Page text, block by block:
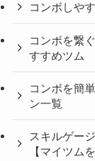
コンボしや
コンボを繋
すすめツム
コンボを簡
ン一覧
スキルゲー
【マイツム